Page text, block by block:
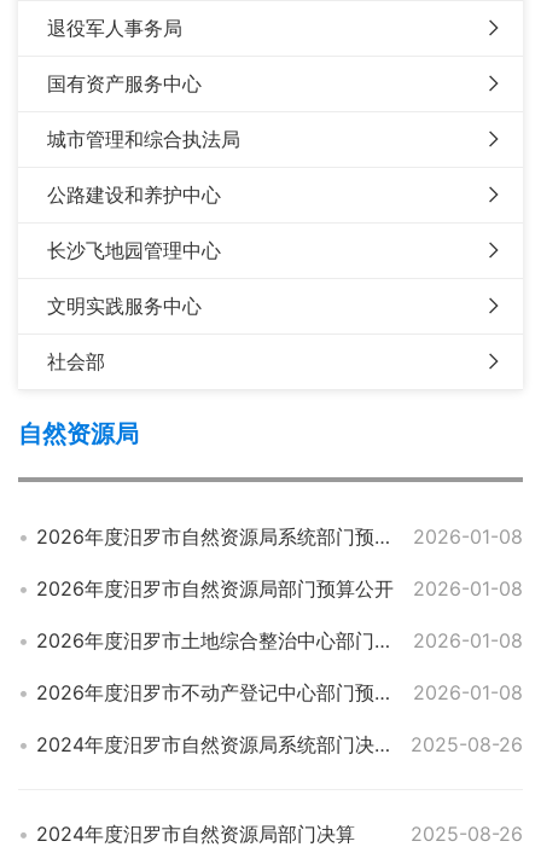
退役军人事务局
国有资产服务中心
城市管理和综合执法局
公路建设和养护中心
长沙飞地园管理中心
文明实践服务中心
社会部
自然资源局
2026年度汨罗市自然资源局系统部门预算公开 2026-01-08
2026年度汨罗市自然资源局部门预算公开 2026-01-08
2026年度汨罗市土地综合整治中心部门预算公开 2026-01-08
2026年度汨罗市不动产登记中心部门预算公开 2026-01-08
2024年度汨罗市自然资源局系统部门决算 2025-08-26
2024年度汨罗市自然资源局部门决算 2025-08-26